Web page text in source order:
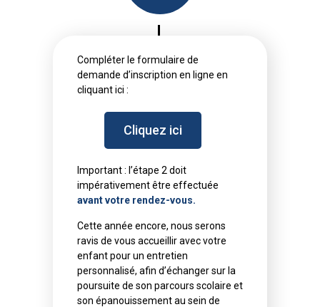
Compléter le formulaire de
demande d’inscription en ligne en
cliquant ici :
Cliquez ici
Important : l’étape 2 doit
impérativement être effectuée
avant votre rendez-vous.
Cette année encore, nous serons
ravis de vous accueillir avec votre
enfant pour un entretien
personnalisé, afin d’échanger sur la
poursuite de son parcours scolaire et
son épanouissement au sein de